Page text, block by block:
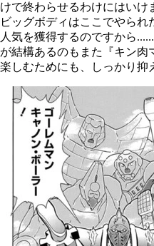
けで終わらせるわけにはいけ
ビッグボディはここでやられ
人気を獲得するのですから
が結構あるのもまた『キン肉
楽しむためにも、しっかり抑